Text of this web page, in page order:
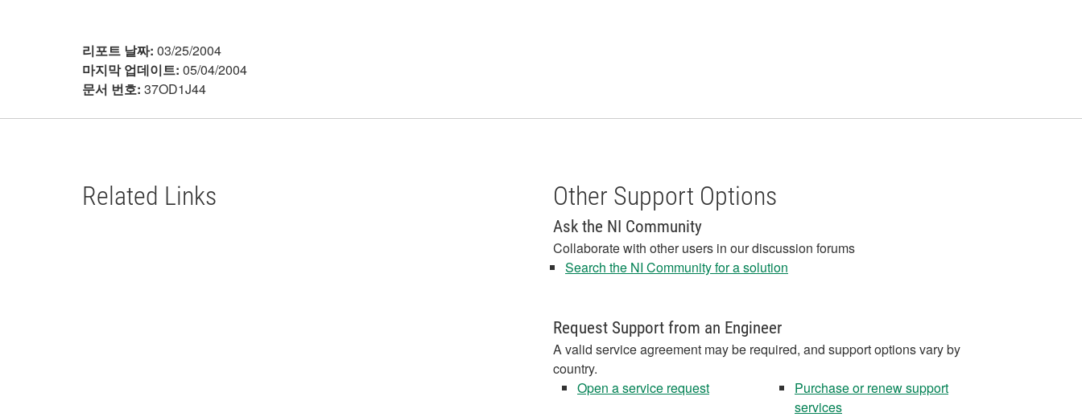
리포트 날짜: 03/25/2004
마지막 업데이트: 05/04/2004
문서 번호: 37OD1J44
Related Links Other Support Options
Ask the NI Community
Collaborate with other users in our discussion forums
Search the NI Community for a solution
Request Support from an Engineer
A valid service agreement may be required, and support options vary by
country.
Open a service request
Purchase or renew support
services